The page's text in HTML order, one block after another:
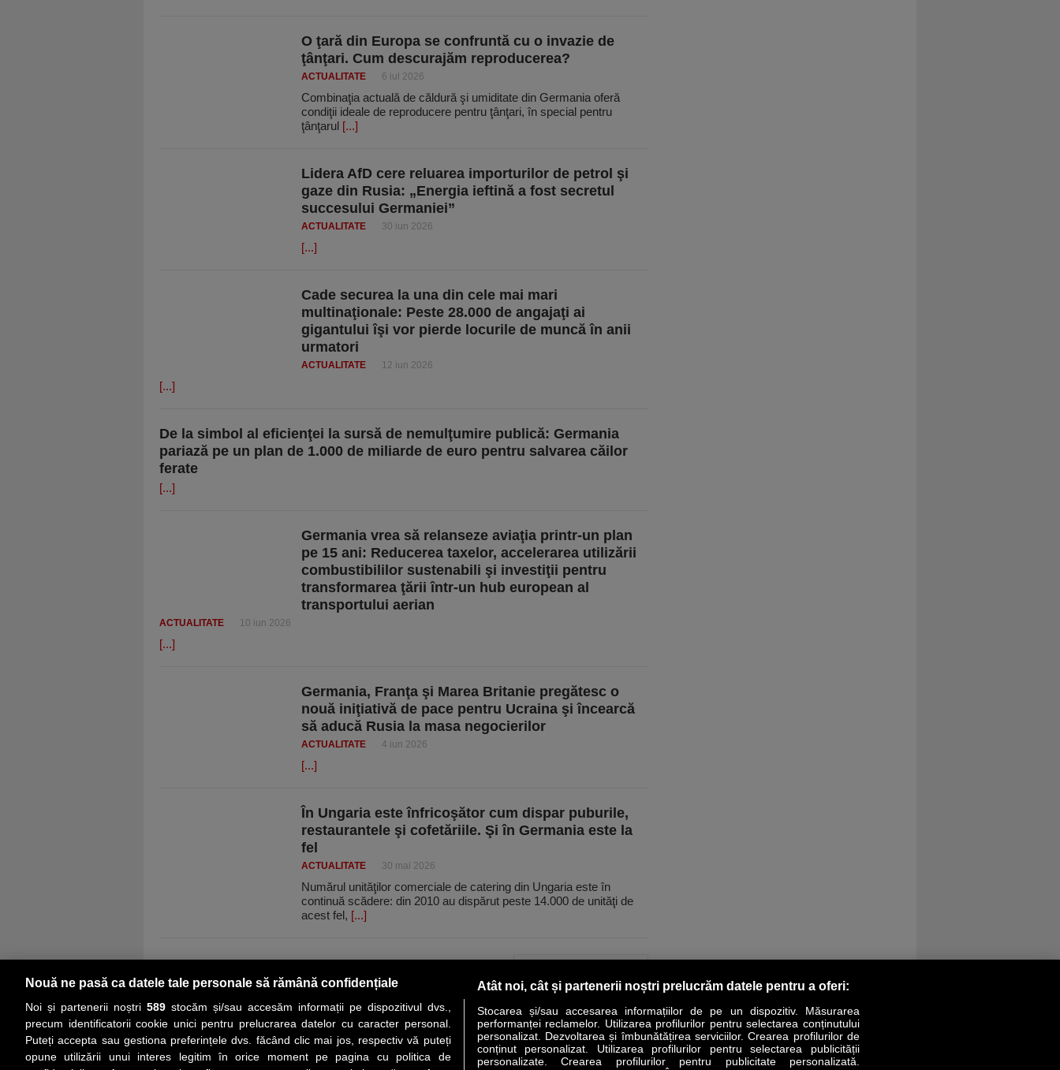
O ţară din Europa se confruntă cu o invazie de
ţânţari. Cum descurajăm reproducerea?
ACTUALITATE 6 iul 2026
Combinaţia actuală de căldură şi umiditate din Germania oferă
condiţii ideale de reproducere pentru ţânţari, în special pentru
ţânţarul [...]
Lidera AfD cere reluarea importurilor de petrol şi
gaze din Rusia: „Energia ieftină a fost secretul
succesului Germaniei”
ACTUALITATE 30 iun 2026
[...]
Cade securea la una din cele mai mari
multinaţionale: Peste 28.000 de angajaţi ai
gigantului îşi vor pierde locurile de muncă în anii
urmatori
ACTUALITATE 12 iun 2026
[...]
De la simbol al eficienţei la sursă de nemulţumire publică: Germania
pariază pe un plan de 1.000 de miliarde de euro pentru salvarea căilor
ferate
[...]
Germania vrea să relanseze aviaţia printr-un plan
pe 15 ani: Reducerea taxelor, accelerarea utilizării
combustibililor sustenabili şi investiţii pentru
transformarea ţării într-un hub european al
transportului aerian
ACTUALITATE 10 iun 2026
[...]
Germania, Franţa şi Marea Britanie pregătesc o
nouă iniţiativă de pace pentru Ucraina şi încearcă
să aducă Rusia la masa negocierilor
ACTUALITATE 4 iun 2026
[...]
În Ungaria este înfricoşător cum dispar puburile,
restaurantele şi cofetăriile. Şi în Germania este la
fel
ACTUALITATE 30 mai 2026
Numărul unităţilor comerciale de catering din Ungaria este în
continuă scădere: din 2010 au dispărut peste 14.000 de unităţi de
acest fel, [...]
PRIMA PAGINĂ COVER STORY LIDERI ANALIZE HI-TECH MEET THE CEO LIFESTYLE SPECIAL OPINII
Nouă ne pasă ca datele tale personale să rămână confidențiale
Noi și partenerii noștri 589stocăm și/sau accesăm informații pe dispozitivul dvs.,
precum identificatorii cookie unici pentru prelucrarea datelor cu caracter personal.
Puteți accepta sau gestiona preferințele dvs. făcând clic mai jos, respectiv vă puteți
opune utilizării unui interes legitim în orice moment pe pagina cu politica de
Atât noi, cât și partenerii noștri prelucrăm datele pentru a oferi:
Stocarea și/sau accesarea informațiilor de pe un dispozitiv. Măsurarea
performanței reclamelor. Utilizarea profilurilor pentru selectarea conținutului
personalizat. Dezvoltarea și îmbunătățirea serviciilor. Crearea profilurilor de
conținut personalizat. Utilizarea profilurilor pentru selectarea publicității
personalizate. Crearea profilurilor pentru publicitate personalizată.